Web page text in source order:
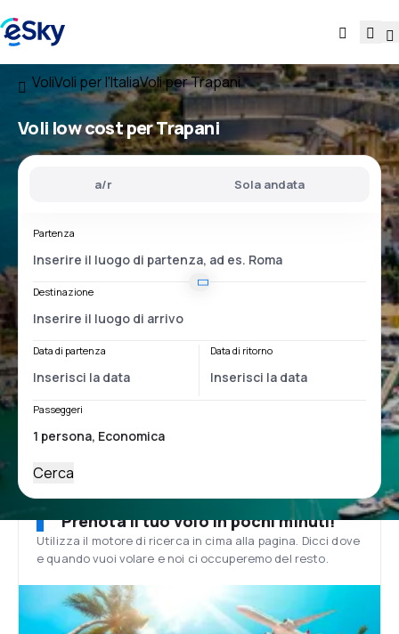
VoliVoli per l'ItaliaVoli per Trapani
Voli low cost per Trapani
a/r Sola andata
Partenza
Destinazione
Data di partenza Data di ritorno
Passeggeri
Cerca
Prenota il tuo volo in pochi minuti!
Utilizza il motore di ricerca in cima alla pagina. Dicci dove
e quando vuoi volare e noi ci occuperemo del resto.